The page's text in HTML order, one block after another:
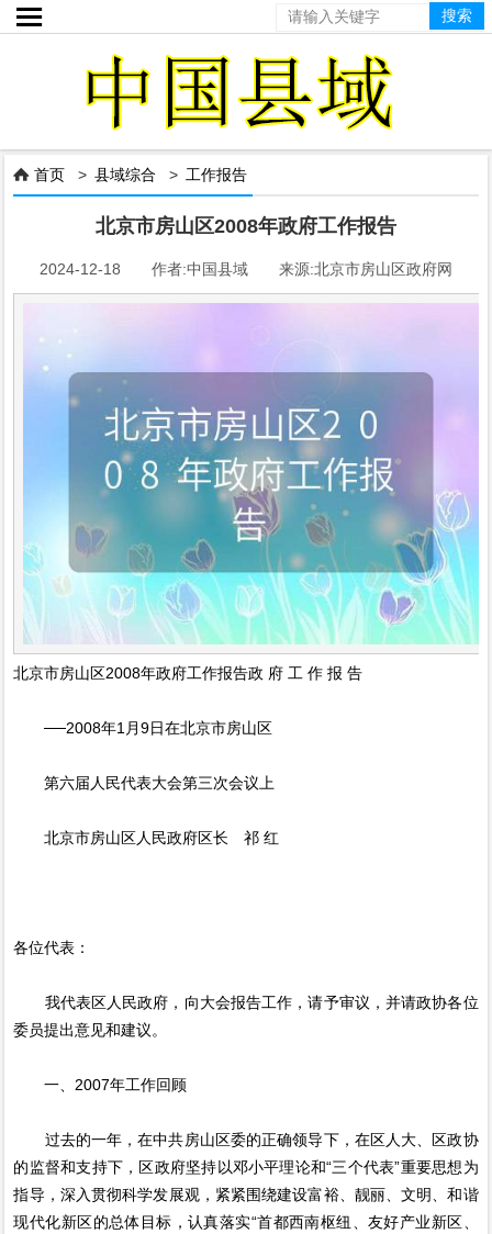

 首页 >县域综合 > 工作报告
北京市房山区2008年政府工作报告
2024-12-18 作者:中国县域 来源:北京市房山区政府网
北京市房山区2008年政府工作报告政 府 工 作 报 告
──2008年1月9日在北京市房山区
第六届人民代表大会第三次会议上
北京市房山区人民政府区长 祁 红
各位代表：
我代表区人民政府，向大会报告工作，请予审议，并请政协各位
委员提出意见和建议。
一、2007年工作回顾
过去的一年，在中共房山区委的正确领导下，在区人大、区政协
的监督和支持下，区政府坚持以邓小平理论和“三个代表”重要思想为
指导，深入贯彻科学发展观，紧紧围绕建设富裕、靓丽、文明、和谐
现代化新区的总体目标，认真落实“首都西南枢纽、友好产业新区、